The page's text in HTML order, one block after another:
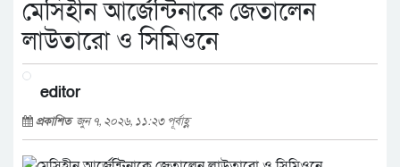
মেসিহীন আর্জেন্টিনাকে জেতালেন
লাউতারো ও সিমিওনে
editor
প্রকাশিত জুন ৭, ২০২৬, ১১:২৩ পূর্বাহ্ণ